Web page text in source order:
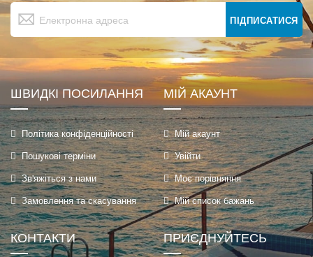
Підпишіться
на
нашу
новин:
ПІДПИСАТИСЯ
ШВИДКІ ПОСИЛАННЯ
Політика конфіденційності
Пошукові терміни
Зв'яжіться з нами
Замовлення та скасування
МІЙ АКАУНТ
Мій акаунт
Увійти
Моє порівняння
Мій список бажань
КОНТАКТИ ПРИЄДНУЙТЕСЬ